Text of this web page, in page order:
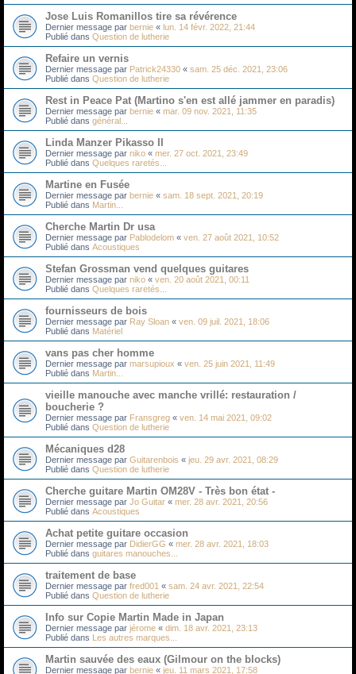
Jose Luis Romanillos tire sa révérence
Dernier message par bernie « lun. 14 févr. 2022, 21:44
Publié dans Question de lutherie
Refaire un vernis
Dernier message par Patrick24330 « sam. 25 déc. 2021, 23:06
Publié dans Question de lutherie
Rest in Peace Pat (Martino s'en est allé jammer en paradis)
Dernier message par bernie « mar. 09 nov. 2021, 11:35
Publié dans général...
Linda Manzer Pikasso II
Dernier message par niko « mer. 27 oct. 2021, 23:49
Publié dans Quelques raretés...
Martine en Fusée
Dernier message par bernie « sam. 18 sept. 2021, 20:19
Publié dans Martin...
Cherche Martin Dr usa
Dernier message par Pablodelom « ven. 27 août 2021, 10:52
Publié dans Acoustiques
Stefan Grossman vend quelques guitares
Dernier message par niko « ven. 20 août 2021, 00:11
Publié dans Quelques raretés...
fournisseurs de bois
Dernier message par Ray Sloan « ven. 09 juil. 2021, 18:06
Publié dans Matériel
vans pas cher homme
Dernier message par marsupioux « ven. 25 juin 2021, 11:49
Publié dans Martin...
vieille manouche avec manche vrillé: restauration /
boucherie ?
Dernier message par Fransgreg « ven. 14 mai 2021, 09:02
Publié dans Question de lutherie
Mécaniques d28
Dernier message par Guitarenbois « jeu. 29 avr. 2021, 08:29
Publié dans Question de lutherie
Cherche guitare Martin OM28V - Très bon état -
Dernier message par Jo Guitar « mer. 28 avr. 2021, 20:56
Publié dans Acoustiques
Achat petite guitare occasion
Dernier message par DidierGG « mer. 28 avr. 2021, 18:03
Publié dans guitares manouches...
traitement de base
Dernier message par fred001 « sam. 24 avr. 2021, 22:54
Publié dans Question de lutherie
Info sur Copie Martin Made in Japan
Dernier message par jérome « dim. 18 avr. 2021, 23:13
Publié dans Les autres marques...
Martin sauvée des eaux (Gilmour on the blocks)
Dernier message par bernie « jeu. 11 mars 2021, 17:58